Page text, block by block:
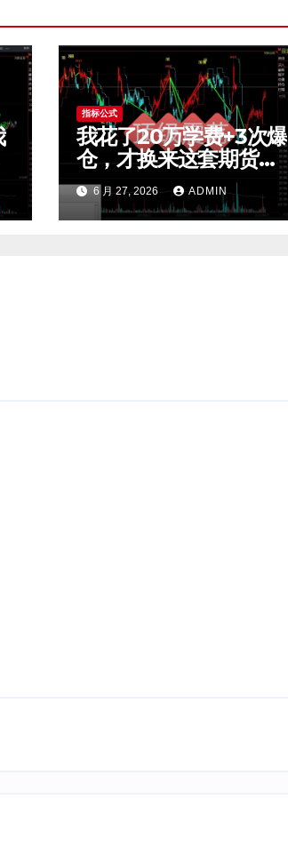
指标公式
我花了20万学费+3次爆
仓，才换来这套期货震
荡交易系统，今天免费
公开核心逻辑
6 月 27, 2026 ADMIN